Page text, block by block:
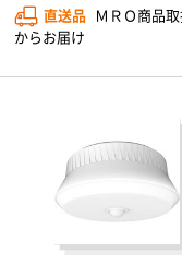
直送品 ＭＲＯ商品
からお届け